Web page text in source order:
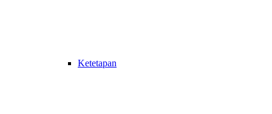
Ketetapan